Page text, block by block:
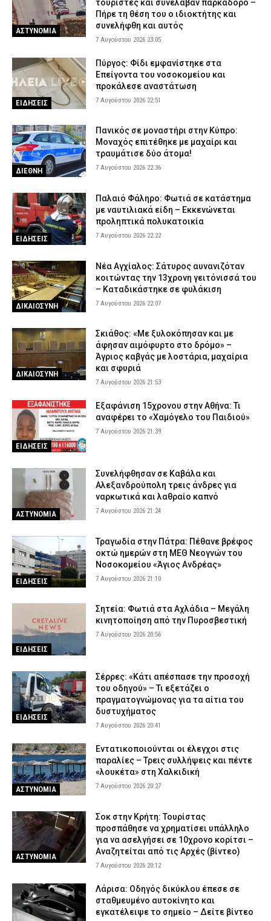
ΑΣΤΥΝΟΜΙΑ 7 Αυγούστου 2026 16:23
Πολύ υψηλός κίνδυνος πυρκαγιάς το Σάββατο – Ποιες περιοχές
τίθενται σε «Red Code»
Το Προεδρικό Διάταγμα με τις νέες προαγωγές Αξιωματικών
της Ελληνικής Αστυνομίας
ΣΩΜΑΤΑ ΑΣΦΑΛΕΙΑΣ 7 Αυγούστου 2026 16:10
ΑΣΤΥΝΟΜΙΑ
τουρίστες και συνέλαβαν παρκαδόρο –
Πήρε τη θέση του ο ιδιοκτήτης και
συνελήφθη και αυτός
7 Αυγούστου 2026 23:05
ΕΙΔΗΣΕΙΣ
Πύργος: Φίδι εμφανίστηκε στα
Επείγοντα του νοσοκομείου και
προκάλεσε αναστάτωση
7 Αυγούστου 2026 22:51
ΔΙΕΘΝΗ
Πανικός σε μοναστήρι στην Κύπρο:
Μοναχός επιτέθηκε με μαχαίρι και
τραυμάτισε δύο άτομα!
7 Αυγούστου 2026 22:36
ΕΙΔΗΣΕΙΣ
Παλαιό Φάληρο: Φωτιά σε κατάστημα
με ναυτιλιακά είδη – Εκκενώνεται
προληπτικά πολυκατοικία
7 Αυγούστου 2026 22:22
ΔΙΚΑΙΟΣΥΝΗ
Νέα Αγχίαλος: Σάτυρος αυνανιζόταν
κοιτώντας την 13χρονη γειτόνισσά του
– Καταδικάστηκε σε φυλάκιση
7 Αυγούστου 2026 22:07
ΔΙΚΑΙΟΣΥΝΗ
Σκιάθος: «Με ξυλοκόπησαν και με
άφησαν αιμόφυρτο στο δρόμο» –
Άγριος καβγάς με λοστάρια, μαχαίρια
και σφυριά
7 Αυγούστου 2026 21:53
ΕΙΔΗΣΕΙΣ
Εξαφάνιση 15χρονου στην Αθήνα: Τι
αναφέρει το «Χαμόγελο του Παιδιού»
7 Αυγούστου 2026 21:39
ΑΣΤΥΝΟΜΙΑ
Συνελήφθησαν σε Καβάλα και
Αλεξανδρούπολη τρεις άνδρες για
ναρκωτικά και λαθραίο καπνό
7 Αυγούστου 2026 21:24
ΕΙΔΗΣΕΙΣ
Τραγωδία στην Πάτρα: Πέθανε βρέφος
οκτώ ημερών στη ΜΕΘ Νεογνών του
Νοσοκομείου «Άγιος Ανδρέας»
7 Αυγούστου 2026 21:10
ΕΙΔΗΣΕΙΣ
Σητεία: Φωτιά στα Αχλάδια – Μεγάλη
κινητοποίηση από την Πυροσβεστική
7 Αυγούστου 2026 20:56
ΕΙΔΗΣΕΙΣ
Σέρρες: «Κάτι απέσπασε την προσοχή
του οδηγού» – Τι εξετάζει ο
πραγματογνώμονας για τα αίτια του
δυστυχήματος
7 Αυγούστου 2026 20:41
ΑΣΤΥΝΟΜΙΑ
Εντατικοποιούνται οι έλεγχοι στις
παραλίες – Τρεις συλλήψεις και πέντε
«λουκέτα» στη Χαλκιδική
7 Αυγούστου 2026 20:27
ΑΣΤΥΝΟΜΙΑ
Σοκ στην Κρήτη: Τουρίστας
προσπάθησε να χρηματίσει υπάλληλο
για να ασελγήσει σε 10χρονο κορίτσι –
Αναζητείται από τις Αρχές (βίντεο)
7 Αυγούστου 2026 20:12
Λάρισα: Οδηγός δικύκλου έπεσε σε
σταθμευμένο αυτοκίνητο και
εγκατέλειψε το σημείο – Δείτε βίντεο